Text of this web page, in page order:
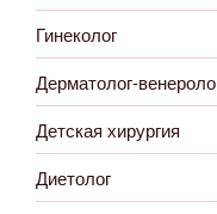
Гинеколог
Дерматолог-
Детская хирургия
Диетолог